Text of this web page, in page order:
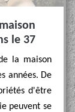
le 37
la maison
années. De
d'être
peuvent se